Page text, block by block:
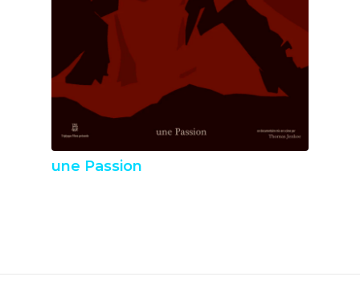
une Passion